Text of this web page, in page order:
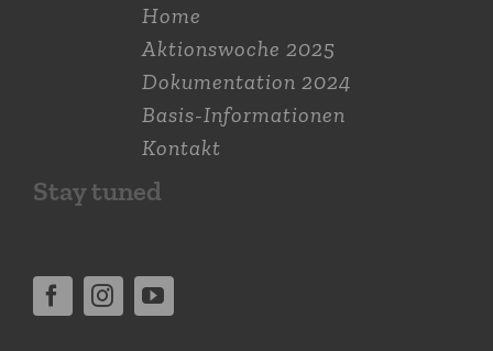
Home
Aktions­woche 2025
Dokumen­tation 2024
Basis-Informationen
Kontakt
Stay tuned